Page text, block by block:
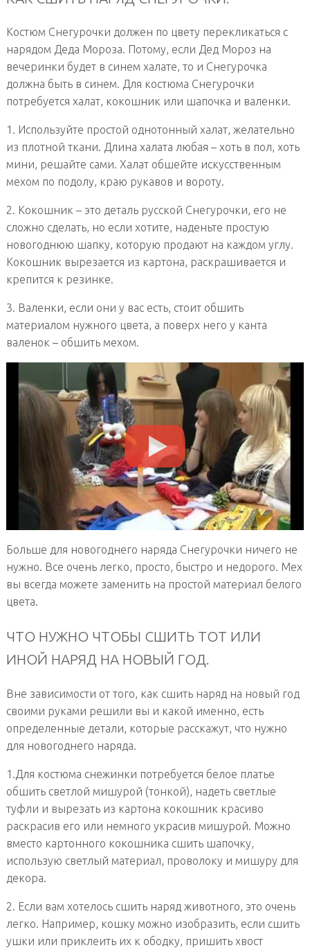
Костюм Снегурочки должен по цвету перекликаться с
нарядом Деда Мороза. Потому, если Дед Мороз на
вечеринки будет в синем халате, то и Снегурочка
должна быть в синем. Для костюма Снегурочки
потребуется халат, кокошник или шапочка и валенки.
1. Используйте простой однотонный халат, желательно
из плотной ткани. Длина халата любая – хоть в пол, хоть
мини, решайте сами. Халат обшейте искусственным
мехом по подолу, краю рукавов и вороту.
2. Кокошник – это деталь русской Снегурочки, его не
сложно сделать, но если хотите, наденьте простую
новогоднюю шапку, которую продают на каждом углу.
Кокошник вырезается из картона, раскрашивается и
крепится к резинке.
3. Валенки, если они у вас есть, стоит обшить
материалом нужного цвета, а поверх него у канта
валенок – обшить мехом.
Больше для новогоднего наряда Снегурочки ничего не
нужно. Все очень легко, просто, быстро и недорого. Мех
вы всегда можете заменить на простой материал белого
цвета.
ЧТО НУЖНО ЧТОБЫ СШИТЬ ТОТ ИЛИ
ИНОЙ НАРЯД НА НОВЫЙ ГОД.
Вне зависимости от того, как сшить наряд на новый год
своими руками решили вы и какой именно, есть
определенные детали, которые расскажут, что нужно
для новогоднего наряда.
1.Для костюма снежинки потребуется белое платье
обшить светлой мишурой (тонкой), надеть светлые
туфли и вырезать из картона кокошник красиво
раскрасив его или немного украсив мишурой. Можно
вместо картонного кокошника сшить шапочку,
использую светлый материал, проволоку и мишуру для
декора.
2. Если вам хотелось сшить наряд животного, это очень
легко. Например, кошку можно изобразить, если сшить
ушки или приклеить их к ободку, пришить хвост